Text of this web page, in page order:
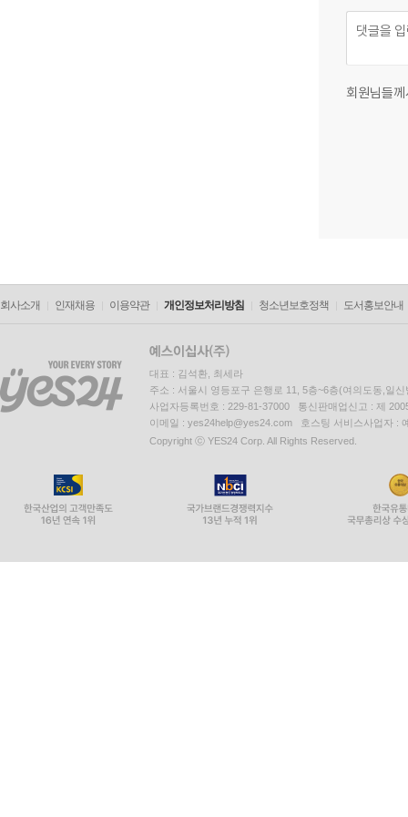
회원님들
회사소개 인재채용 이용약관 개인정보처리방침 청소년보호정책 도서홍보안내
대표 : 김석환, 최세라
주소 : 서울시 영등포구 은행로 11, 5층~6층(여의도동,일신
사업자등록번호 : 229-81-37000 통신판매업신고 : 제
이메일 : yes24help@yes24.com 호스팅 서비스사업자 :
Copyright ⓒ YES24 Corp. All Rights Reserved.